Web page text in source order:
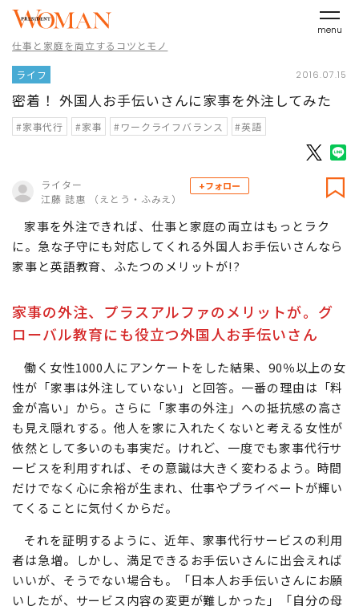
menu
仕事と家庭を両立するコツとモノ
ライフ 2016.07.15
密着！ 外国人お手伝いさんに家事を外注してみた
#家事代行 #家事 #ワークライフバランス #英語
ライター
江藤 誌惠 （えとう・ふみえ）
+フォロー
家事を外注できれば、仕事と家庭の両立はもっとラク
に。急な子守にも対応してくれる外国人お手伝いさんなら
家事と英語教育、ふたつのメリットが!?
家事の外注、プラスアルファのメリットが。グ
ローバル教育にも役立つ外国人お手伝いさん
働く女性1000人にアンケートをした結果、90％以上の女
性が「家事は外注していない」と回答。一番の理由は「料
金が高い」から。さらに「家事の外注」への抵抗感の高さ
も見え隠れする。他人を家に入れたくないと考える女性が
依然として多いのも事実だ。けれど、一度でも家事代行サ
ービスを利用すれば、その意識は大きく変わるよう。時間
だけでなく心に余裕が生まれ、仕事やプライベートが輝い
てくることに気付くからだ。
それを証明するように、近年、家事代行サービスの利用
者は急増。しかし、満足できるお手伝いさんに出会えれば
いいが、そうでない場合も。「日本人お手伝いさんにお願
いしたが、サービス内容の変更が難しかった」「自分の母